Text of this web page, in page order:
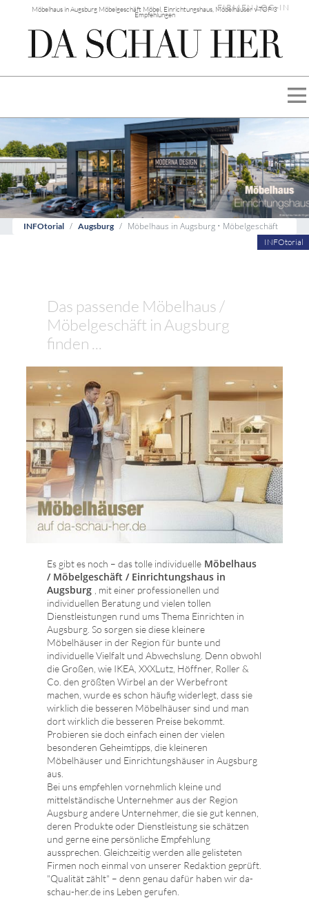
Möbelhaus in Augsburg Möbelgeschäft Möbel, Einrichtungshaus, Möbelhäuser √ TOP 3
Empfehlungen
FIRMEN LOG-IN
INFOtorial Augsburg
Möbelhaus in Augsburg • Möbelgeschäft
INFOtorial
Das passende Möbelhaus /
Möbelgeschäft in Augsburg
finden ...
Es gibt es noch – das tolle individuelle Möbelhaus
/ Möbelgeschäft / Einrichtungshaus in
Augsburg
, mit einer professionellen und
individuellen Beratung und vielen tollen
Dienstleistungen rund ums Thema Einrichten in
Augsburg. So sorgen sie diese kleinere
Möbelhäuser in der Region für bunte und
individuelle Vielfalt und Abwechslung. Denn obwohl
die Großen, wie IKEA, XXXLutz, Höffner, Roller &
Co. den größten Wirbel an der Werbefront
machen, wurde es schon häufig widerlegt, dass sie
wirklich die besseren Möbelhäuser sind und man
dort wirklich die besseren Preise bekommt.
Probieren sie doch einfach einen der vielen
besonderen Geheimtipps, die kleineren
Möbelhäuser und Einrichtungshäuser in Augsburg
aus.
Bei uns empfehlen vornehmlich kleine und
mittelständische Unternehmer aus der Region
Augsburg andere Unternehmer, die sie gut kennen,
deren Produkte oder Dienstleistung sie schätzen
und gerne eine persönliche Empfehlung
aussprechen. Gleichzeitig werden alle gelisteten
Firmen noch einmal von unserer Redaktion geprüft.
"Qualität zählt" – denn genau dafür haben wir da-
schau-her.de ins Leben gerufen.